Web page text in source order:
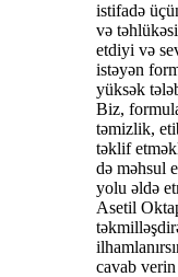
istifadə
və
etdiyi və
istəyən
yüksək
Biz,
təmizlik,
təklif
də məhsul
yolu əldə
Asetil
cavab